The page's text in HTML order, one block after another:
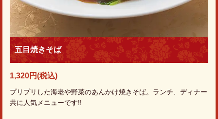
五目焼きそば
1,320円(税込)
プリプリした海老や野菜のあんかけ焼きそば。ランチ、ディナー
共に人気メニューです!!